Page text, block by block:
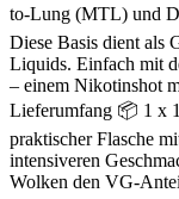
to-Lung (MTL) und
Diese Basis dient als
Liquids. Einfach mit
– einem Nikotinshot
Lieferumfang 📦 1 x
praktischer Flasche
intensiveren
Wolken den VG-